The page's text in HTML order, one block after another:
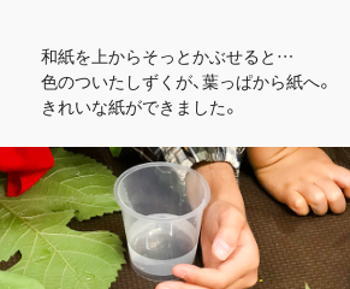
和紙を上からそっとかぶせると…
色のついたしずくが、葉っぱから紙へ。
きれいな紙ができました。